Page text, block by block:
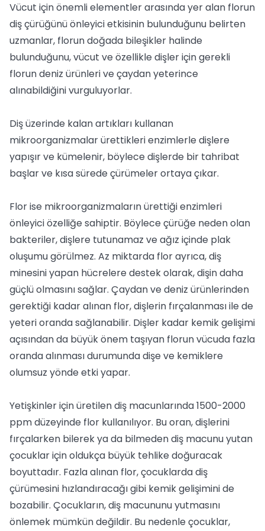
Vücut için önemli elementler arasında yer alan florun
diş çürüğünü önleyici etkisinin bulunduğunu belirten
uzmanlar, florun doğada bileşikler halinde
bulunduğunu, vücut ve özellikle dişler için gerekli
florun deniz ürünleri ve çaydan yeterince
alınabildiğini vurguluyorlar.
Diş üzerinde kalan artıkları kullanan
mikroorganizmalar ürettikleri enzimlerle dişlere
yapışır ve kümelenir, böylece dişlerde bir tahribat
başlar ve kısa sürede çürümeler ortaya çıkar.
Flor ise mikroorganizmaların ürettiği enzimleri
önleyici özelliğe sahiptir. Böylece çürüğe neden olan
bakteriler, dişlere tutunamaz ve ağız içinde plak
oluşumu görülmez. Az miktarda flor ayrıca, diş
minesini yapan hücrelere destek olarak, dişin daha
güçlü olmasını sağlar. Çaydan ve deniz ürünlerinden
gerektiği kadar alınan flor, dişlerin fırçalanması ile de
yeteri oranda sağlanabilir. Dişler kadar kemik gelişimi
açısından da büyük önem taşıyan florun vücuda fazla
oranda alınması durumunda dişe ve kemiklere
olumsuz yönde etki yapar.
Yetişkinler için üretilen diş macunlarında 1500-2000
ppm düzeyinde flor kullanılıyor. Bu oran, dişlerini
fırçalarken bilerek ya da bilmeden diş macunu yutan
çocuklar için oldukça büyük tehlike doğuracak
boyuttadır. Fazla alınan flor, çocuklarda diş
çürümesini hızlandıracağı gibi kemik gelişimini de
bozabilir. Çocukların, diş macununu yutmasını
önlemek mümkün değildir. Bu nedenle çocuklar,